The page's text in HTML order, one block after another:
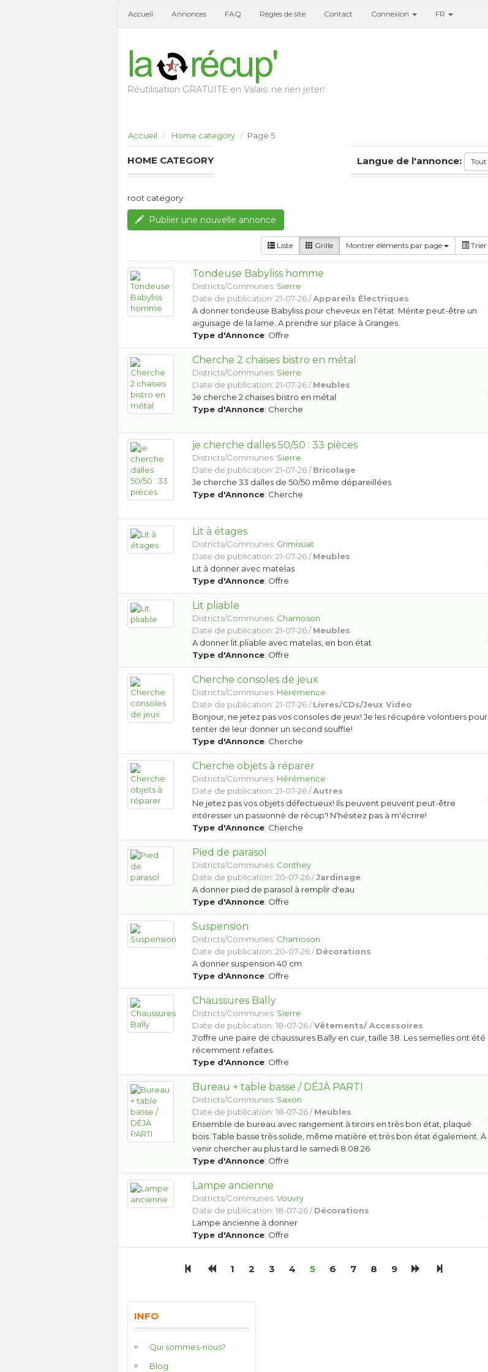
Accueil Annonces FAQ Règles de site Contact Connexion FR
Réutilisation GRATUITE en Valais: ne rien jeter!
Accueil Home category Page 5
HOME CATEGORY Langue de l'annonce: Tout
root category
Publier une nouvelle annonce
Liste Grille Montrer éléments par page Trier
Tondeuse Babyliss homme
Districts/Communes: Sierre
Date de publication: 21-07-26 /Appareils Électriques
A donner tondeuse Babyliss pour cheveux en l'état. Mérite peut-être un
aiguisage de la lame. A prendre sur place à Granges.
Type d'Annonce: Offre
Cherche 2 chaises bistro en métal
Districts/Communes: Sierre
Date de publication: 21-07-26 /Meubles
Je cherche 2 chaises bistro en métal
Type d'Annonce: Cherche
je cherche dalles 50/50 : 33 pièces
Districts/Communes: Sierre
Date de publication: 21-07-26 /Bricolage
Je cherche 33 dalles de 50/50 même dépareillées
Type d'Annonce: Cherche
Lit à étages
Districts/Communes: Grimisuat
Date de publication: 21-07-26 /Meubles
Lit à donner avec matelas
Type d'Annonce: Offre
Lit pliable
Districts/Communes: Chamoson
Date de publication: 21-07-26 /Meubles
A donner lit pliable avec matelas, en bon état
Type d'Annonce: Offre
Cherche consoles de jeux
Districts/Communes: Hérémence
Date de publication: 21-07-26 /Livres/CDs/Jeux Video
Bonjour, ne jetez pas vos consoles de jeux! Je les récupère volontiers pour
tenter de leur donner un second souffle!
Type d'Annonce: Cherche
Cherche objets à réparer
Districts/Communes: Hérémence
Date de publication: 21-07-26 /Autres
Ne jetez pas vos objets défectueux! Ils peuvent peuvent peut-être
intéresser un passionné de récup'! N'hésitez pas à m'écrire!
Type d'Annonce: Cherche
Pied de parasol
Districts/Communes: Conthey
Date de publication: 20-07-26 /Jardinage
A donner pied de parasol à remplir d'eau
Type d'Annonce: Offre
Suspension
Districts/Communes: Chamoson
Date de publication: 20-07-26 /Décorations
A donner suspension 40 cm
Type d'Annonce: Offre
Chaussures Bally
Districts/Communes: Sierre
Date de publication: 18-07-26 /Vêtements/ Accessoires
J'offre une paire de chaussures Bally en cuir, taille 38. Les semelles ont été
récemment refaites.
Type d'Annonce: Offre
Bureau + table basse / DÉJÀ PARTI
Districts/Communes: Saxon
Date de publication: 18-07-26 /Meubles
Ensemble de bureau avec rangement à tiroirs en très bon état, plaqué
bois. Table basse très solide, même matière et très bon état également. À
venir chercher au plus tard le samedi 8.08.26
Type d'Annonce: Offre
Lampe ancienne
Districts/Communes:Vouvry
Date de publication: 18-07-26 /Décorations
Lampe ancienne à donner
Type d'Annonce: Offre
1 2 3 4 5 6 7 8 9
INFO
Qui sommes-nous?
Blog